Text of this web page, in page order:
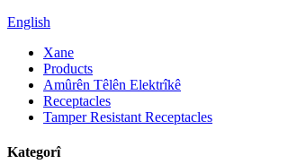
English
Xane
Products
Amûrên Têlên Elektrîkê
Receptacles
Tamper Resistant Receptacles
Kategorî